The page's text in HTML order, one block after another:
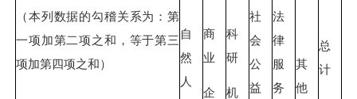
（本列数据的勾稽关系为：第
一项加第二项之和，等于第三
项加第四项之和）
自
然
人
总
计
商
业
企
科
研
机
社
会
公
益
法
律
服
务
其
他